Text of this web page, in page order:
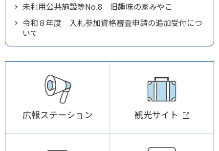
未利用公共施設等No.8 旧趣味の家みやこ
令和８年度 入札参加資格審査申請の追加受付につ
いて
広報ステーション 観光サイト